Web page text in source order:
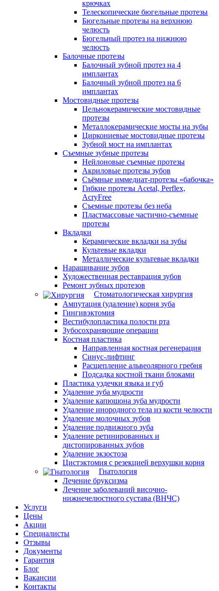
крючках
Телескопические бюгельные протезы
Бюгельные протезы на верхнюю
челюсть
Бюгельный протез на нижнюю
челюсть
Балочные протезы
Балочный зубной протез на 4
имплантах
Балочный зубной протез на 6
имплантах
Мостовидные протезы
Цельнокерамические мостовидные
протезы
Металлокерамические мосты на зубы
Циркониевые мостовидные протезы
Зубной мост на имплантах
Съемные зубные протезы
Нейлоновые съемные протезы
Акриловые протезы зубов
Съёмные иммедиат‑протезы «бабочка»
Гибкие протезы Acetal, Perflex,
AcryFree
Съемные протезы без неба
Пластмассовые частично-съемные
протезы
Вкладки
Керамические вкладки на зубы
Культевые вкладки
Металлические культевые вкладки
Наращивание зубов
Художественная реставрация зубов
Ремонт зубных протезов
Стоматологическая хирургия
Ампутация (удаление) корня зуба
Гингивэктомия
Вестибулопластика полости рта
Зубосохраняющие операции
Костная пластика
Направленная костная регенерация
Синус-лифтинг
Расщепление альвеолярного гребня
Подсадка костной ткани блоками
Пластика уздечки языка и губ
Удаление зуба мудрости
Удаление капюшона зуба мудрости
Удаление инородного тела из кости челюсти
Удаление молочных зубов
Удаление подвижного зуба
Удаление ретинированных и
дистопированных зубов
Удаление экзостоза
Цистэктомия с резекцией верхушки корня
Гнатология
Лечение бруксизма
Лечение заболеваний височно-
нижнечелюстного сустава (ВНЧС)
Услуги
Цены
Акции
Специалисты
Отзывы
Документы
Гарантия
Блог
Вакансии
Контакты